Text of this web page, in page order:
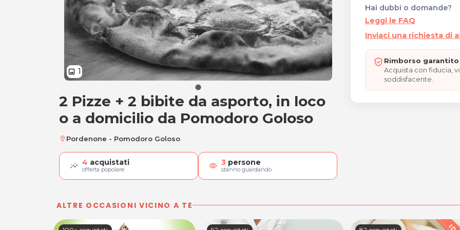
image 1
2 Pizze + 2 bibite
2 Pizze + 2 bibite da asporto, in loco
o a domicilio da Pomodoro Goloso
location_on Pordenone - Pomodoro Goloso
4 acquistati
offerta popolare visibility 3 persone
stanno guardando
Hai dubbi o domande?
Leggi le FAQ
Inviaci una richiesta di
Rimborso
Acquista con fiducia,
soddisfacente.
ALTRE OCCASIONI VICINO A TE